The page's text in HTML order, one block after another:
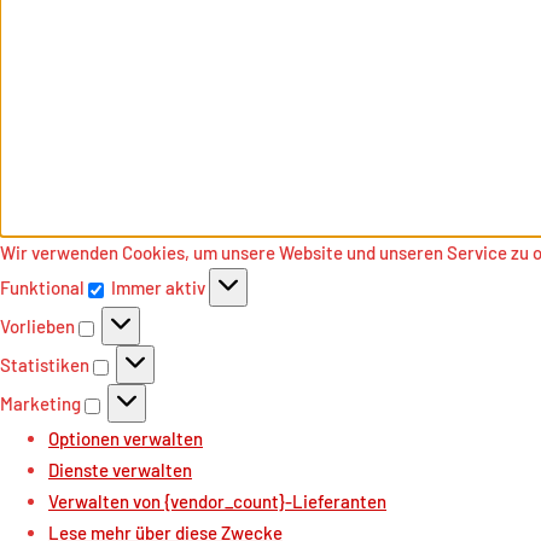
Wir verwenden Cookies, um unsere Website und unseren Service zu
Funktional
Funktional
Immer aktiv
Vorlieben
Vorlieben
Statistiken Statistiken
Marketing Marketing
Optionen verwalten
Dienste verwalten
Verwalten von {vendor_count}-Lieferanten
Lese mehr über diese Zwecke